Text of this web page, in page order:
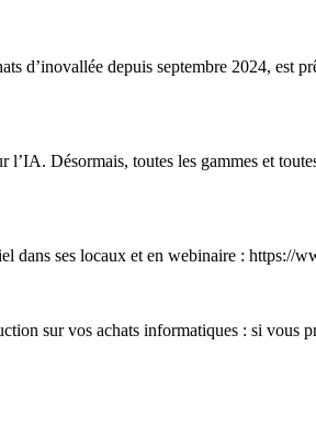
d’inovallée depuis septembre 2024,
Désormais, toutes les gammes et
dans ses locaux et en webinaire :
sur vos achats informatiques : si vous